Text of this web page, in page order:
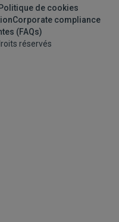
de cookies
Corporate compliance
(FAQs)
réservés